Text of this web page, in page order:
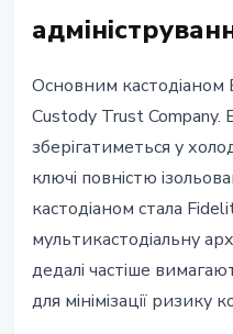
Основним кастодіаном
Custody Trust Company.
зберігатиметься у
ключі повністю
кастодіаном стала
мультикастодіальну
дедалі частіше
для мінімізації ризику